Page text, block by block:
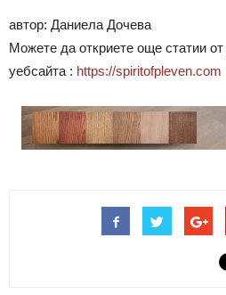
автор: Даниела Дочева
Можете да откриете още статии
уебсайта : https://spiritofpleven.com